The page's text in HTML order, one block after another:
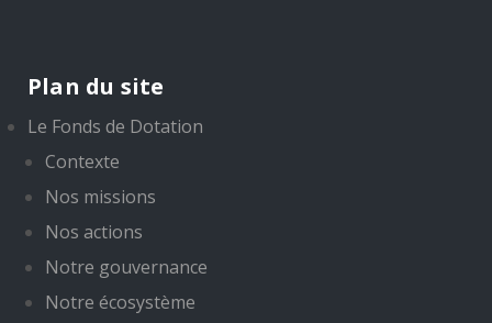
Plan du site
Le Fonds de Dotation
Contexte
Nos missions
Nos actions
Notre gouvernance
Notre écosystème